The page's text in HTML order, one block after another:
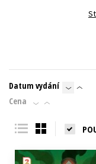
Datum vydání
Cena